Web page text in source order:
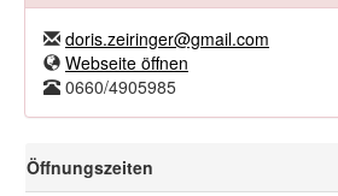
doris.zeiringer@gmail.com
Webseite öffnen
0660/4905985
Öffnungszeiten